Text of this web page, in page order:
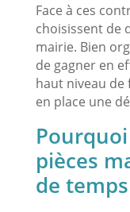
Face à ces
choisissent de
mairie. Bien
de gagner en
haut niveau
en place une
pièces
de temps